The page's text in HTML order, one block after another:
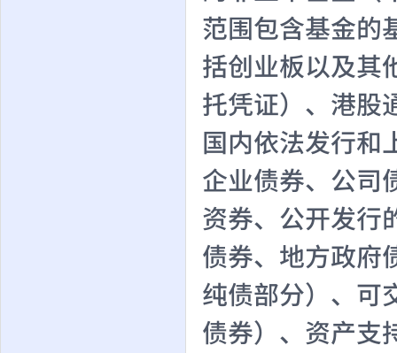
范围包含基金的
括创业板以及其
托凭证）、港股
国内依法发行和
企业债券、公司
资券、公开发行
债券、地方政府
纯债部分）、可
债券）、资产支